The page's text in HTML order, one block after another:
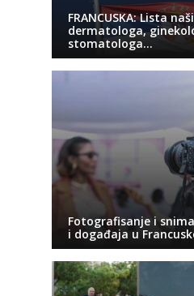
FRANCUSKA: Lista
dermatologa,
stomatologa…
Fotografisanje i
i događaja u